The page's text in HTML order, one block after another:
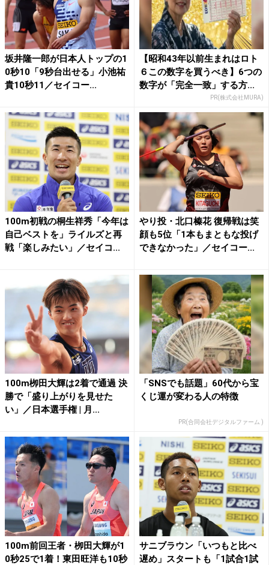
坂井隆一郎が日本人トップの1
0秒10「9秒台出せる」小池祐
貴10秒11／セイコー...
【昭和43年以前生まれはロト
６この数字を買うべき】6つの
数字が「完全一致」する方...
PR(株式会社MURA)
100m初戦の桐生祥秀「今年は
自己ベストを」ライルズと再
戦「楽しみたい」／セイコ...
やり投・北口榛花 復帰戦は笑
顔も5位「1本もまともな投げ
できなかった」／セイコー...
100m栁田大輝は2着で通過 決
勝で「盛り上がりを見せた
い」／日本選手権 | 月...
「SNSでも話題」60代から宝
くじ運が変わる人の特徴
PR(合同会社デジタルファーム )
100m前回王者・栁田大輝が1
0秒25で1着！東田旺洋も10秒
サニブラウン「いつもと比べ
遅め」スタートも「1試合1試